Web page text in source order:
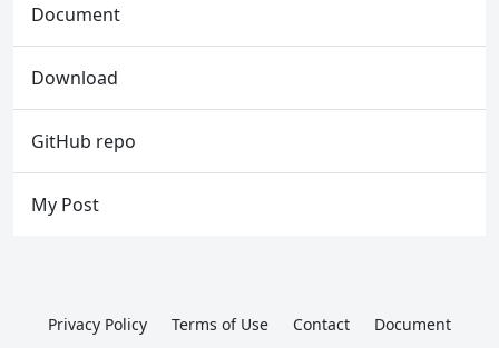
Document
Download
GitHub repo
My Post
Privacy Policy Terms of Use Contact Document